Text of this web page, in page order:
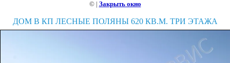
© | Закрыть окно
ДОМ В КП ЛЕСНЫЕ ПОЛЯНЫ 620 КВ.М. ТРИ ЭТАЖА